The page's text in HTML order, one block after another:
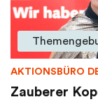
AKTIONSBÜRO
Zauberer